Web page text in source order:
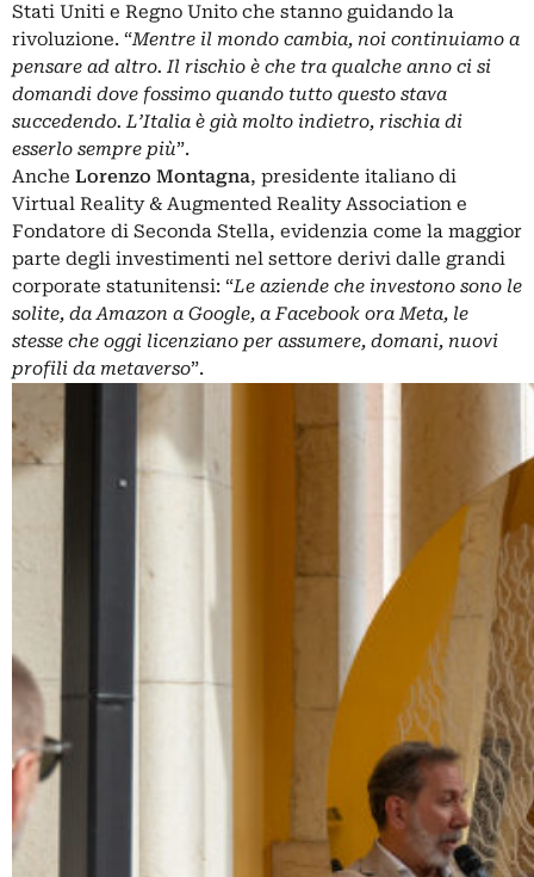
Stati Uniti e Regno Unito che stanno guidando la
rivoluzione. “Mentre il mondo cambia, noi continuiamo a
pensare ad altro. Il rischio è che tra qualche anno ci si
domandi dove fossimo quando tutto questo stava
succedendo. L’Italia è già molto indietro, rischia di
esserlo sempre più”.
Anche Lorenzo Montagna, presidente italiano di
Virtual Reality & Augmented Reality Association e
Fondatore di Seconda Stella, evidenzia come la maggior
parte degli investimenti nel settore derivi dalle grandi
corporate statunitensi: “Le aziende che investono sono le
solite, daAmazon a Google, aFacebook ora Meta, le
stesse che oggi licenziano per assumere, domani, nuovi
profili da metaverso”.